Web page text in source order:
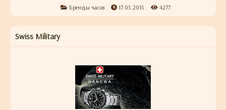
Бренды часов 17.05.2015 4277
Swiss Military